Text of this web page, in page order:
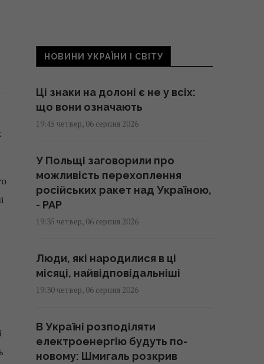
НОВИНИ УКРАЇНИ І СВІТУ
Ці знаки на долоні є не у всіх:
що вони означають
19:45 четвер, 06 серпня 2026
У Польщі заговорили про
можливість перехоплення
російських ракет над Україною,
- PAP
19:35 четвер, 06 серпня 2026
Люди, які народилися в ці
місяці, найвідповідальніші
19:30 четвер, 06 серпня 2026
В Україні розподіляти
електроенергію будуть по-
новому: Шмигаль розкрив